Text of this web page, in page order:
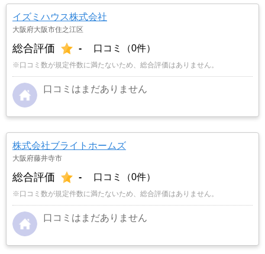
イズミハウス株式会社
大阪府大阪市住之江区
総合評価 - 口コミ（0件）
※口コミ数が規定件数に満たないため、総合評価はありません。
口コミはまだありません
株式会社ブライトホームズ
大阪府藤井寺市
総合評価 - 口コミ（0件）
※口コミ数が規定件数に満たないため、総合評価はありません。
口コミはまだありません